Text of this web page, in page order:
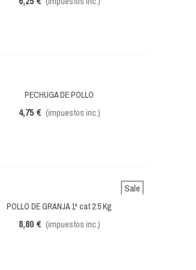
Vista rápida
PECHUGA DE POLLO
4,75 € (impuestos inc.)
Sale
Vista rápida
POLLO DE GRANJA 1ª cat 2.5 Kg
8,80 € (impuestos inc.)